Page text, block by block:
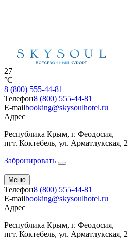
27
°C
8 (800) 555-44-81
Телефон8 (800) 555-44-81
E-mailbooking@skysoulhotel.ru
Адрес
Республика Крым, г. Феодосия,
пгт. Коктебель, ул. Арматлукская, 2
Забронировать
Меню
Телефон8 (800) 555-44-81
E-mailbooking@skysoulhotel.ru
Адрес
Республика Крым, г. Феодосия,
пгт. Коктебель, ул. Арматлукская, 2